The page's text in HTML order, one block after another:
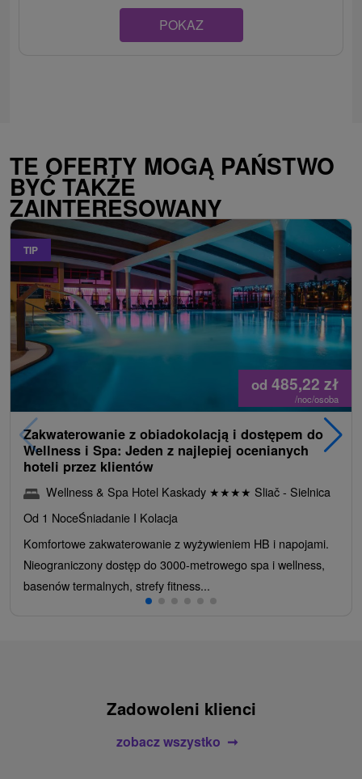
POKAZ
TE OFERTY MOGĄ PAŃSTWO
BYĆ TAKŻE
ZAINTERESOWANY
TIP
od 485,22 zł
/noc/osoba
Zakwaterowanie z obiadokolacją i dostępem do
Wellness i Spa: Jeden z najlepiej ocenianych
hoteli przez klientów
Wellness & Spa Hotel Kaskady ★★★★ Sliač - Sielnica
Od 1 NoceŚniadanie I Kolacja
Komfortowe zakwaterowanie z wyżywieniem HB i napojami.
Nieograniczony dostęp do 3000-metrowego spa i wellness,
basenów termalnych, strefy fitness...
Zadowoleni klienci
zobacz wszystko